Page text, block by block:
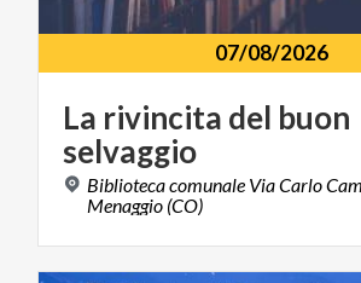
07/08/2026
La rivincita del buon
selvaggio
Biblioteca comunale Via Carlo
Menaggio (CO)